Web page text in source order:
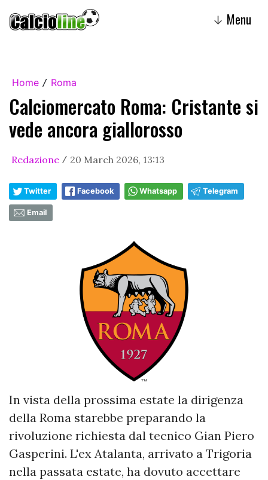
↓ Menu
Home / Roma
Calciomercato Roma: Cristante si
vede ancora giallorosso
Redazione / 20 March 2026, 13:13
Twitter Facebook Whatsapp Telegram
Email
In vista della prossima estate la dirigenza
della Roma starebbe preparando la
rivoluzione richiesta dal tecnico Gian Piero
Gasperini. L'ex Atalanta, arrivato a Trigoria
nella passata estate, ha dovuto accettare